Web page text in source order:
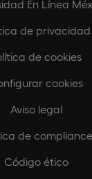
En Línea
de privacidad
de cookies
cookies
Aviso legal
de compliance
Código ético